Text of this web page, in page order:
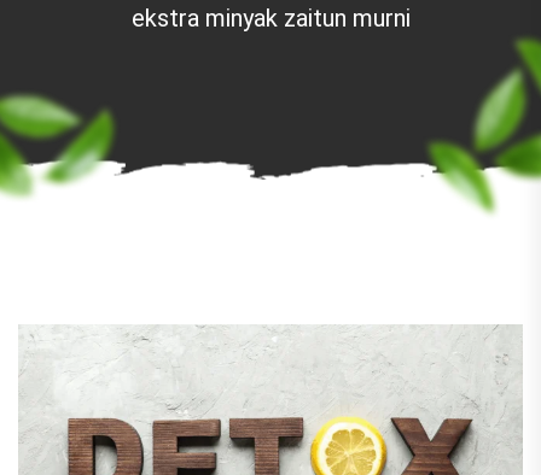
ekstra minyak zaitun murni